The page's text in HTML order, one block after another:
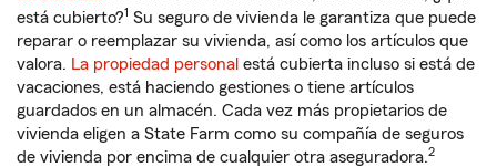
está cubierto?1 Su seguro de vivienda le garantiza que puede
reparar o reemplazar su vivienda, así como los artículos que
valora. La propiedad personal está cubierta incluso si está de
vacaciones, está haciendo gestiones o tiene artículos
guardados en un almacén. Cada vez más propietarios de
vivienda eligen a State Farm como su compañía de seguros
de vivienda por encima de cualquier otra aseguradora.2